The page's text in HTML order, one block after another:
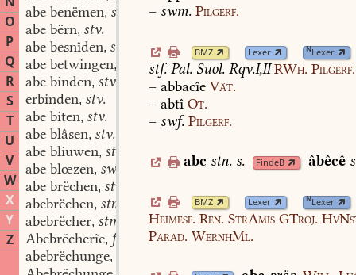
O
P
Q
R
S
T
U
V
W
X
Y
Z
abe benëmen, stv.
abe bërn, stv.
abe besnîden, stv.
abe betwingen,
abe binden, stv.
erbinden, stv.
abe biten, stv.
abe blâsen, stv.
abe bliuwen, stv.
abe blœzen, swv.
abe brëchen, stv.
abebrëchen, stn.
abebrëcher, stm.
Abebrëcherîe, f.
abebrëchunge,
– swm. Pilgerf.
BMZ Lexer NLexer
stf. Pal. Suol. Rqv.I,II RWh. Pilgerf.
–abbacîe Vät.
–abtî Ot.
– swf. Pilgerf.
abc stn. s. FindeB âbêcê
BMZ Lexer NLexer
Heimesf. Ren. StrAmis GTroj.
Parad. WernhMl.